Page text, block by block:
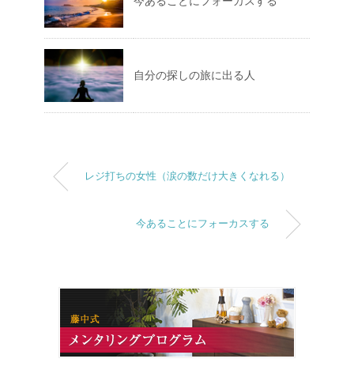
自分の探しの旅に出る人
レジ打ちの女性（涙の数だけ大きくなれる）
今あることにフォーカスする